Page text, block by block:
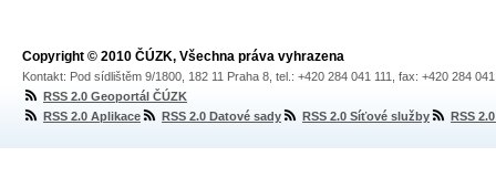
Copyright © 2010 ČÚZK, Všechna práva vyhrazena
Kontakt: Pod sídlištěm 9/1800, 182 11 Praha 8, tel.: +420 284 041 111, fax: +420 284
RSS 2.0 Geoportál ČÚZK
RSS 2.0 Aplikace
RSS 2.0 Datové sady RSS 2.0 Síťové služby RSS